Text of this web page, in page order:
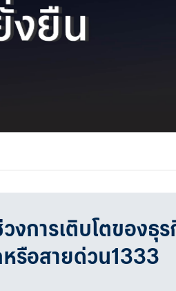
การเติบโตของธุร
รือสายด่วน1333